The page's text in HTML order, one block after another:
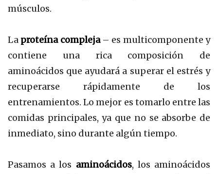
músculos.
La proteína compleja– es multicomponente y
contiene una rica composición de
aminoácidos que ayudará a superar el estrés y
recuperarse rápidamente de los
entrenamientos. Lo mejor es tomarlo entre las
comidas principales, ya que no se absorbe de
inmediato, sino durante algún tiempo.
Pasamos a los aminoácidos, los aminoácidos